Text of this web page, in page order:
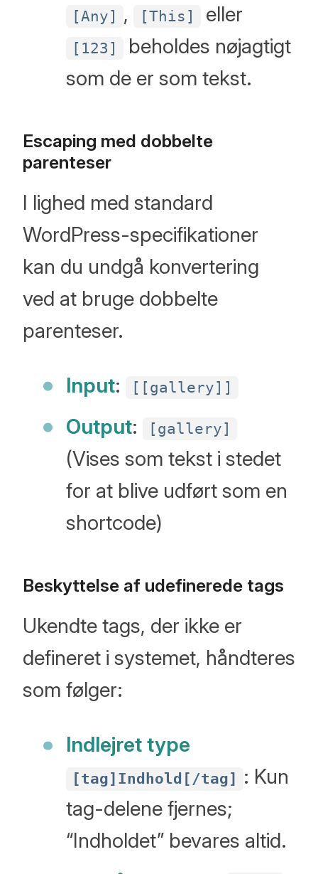
[Any] , [This] eller
[123]
beholdes nøjagtigt
som de er som tekst.
Escaping med dobbelte
parenteser
I lighed med standard
WordPress-specifikationer
kan du undgå konvertering
ved at bruge dobbelte
parenteser.
Input: [[gallery]]
Output: [gallery]
(Vises som tekst i stedet
for at blive udført som en
shortcode)
Beskyttelse af udefinerede tags
Ukendte tags, der ikke er
defineret i systemet, håndteres
som følger:
Indlejret type
[tag]Indhold[/tag]
: Kun
tag-delene fjernes;
“Indholdet” bevares altid.